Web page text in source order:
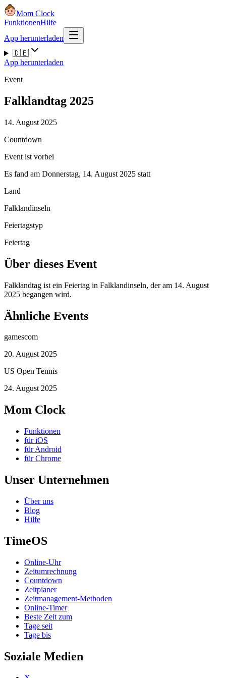
Mom Clock
FunktionenHilfe
App herunterladen
🇩🇪
App herunterladen
Event
Falklandtag 2025
14. August 2025
Countdown
Event ist vorbei
Es fand am Donnerstag, 14. August 2025 statt
Land
Falklandinseln
Feiertagstyp
Feiertag
Über dieses Event
Falklandtag ist ein Feiertag in Falklandinseln, der am 14. August
2025 begangen wird.
Ähnliche Events
gamescom
20. August 2025
US Open Tennis
24. August 2025
Mom Clock
Funktionen
für iOS
für Android
für Chrome
Unser Unternehmen
Über uns
Blog
Hilfe
TimeOS
Online-Uhr
Zeitumrechnung
Countdown
Zeitplaner
Zeitmanagement-Methoden
Online-Timer
Beste Zeit zum
Tage seit
Tage bis
Soziale Medien